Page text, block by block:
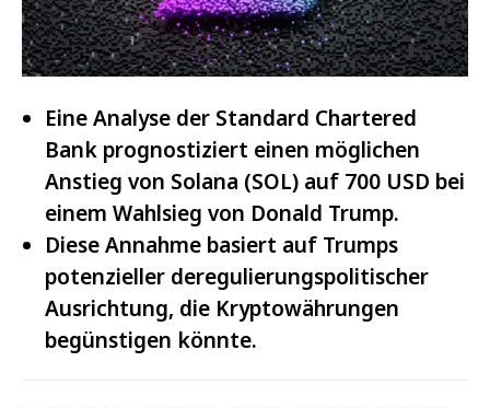
Eine Analyse der Standard Chartered
Bank prognostiziert einen möglichen
Anstieg von Solana (SOL) auf 700 USD bei
einem Wahlsieg von Donald Trump.
Diese Annahme basiert auf Trumps
potenzieller deregulierungspolitischer
Ausrichtung, die Kryptowährungen
begünstigen könnte.